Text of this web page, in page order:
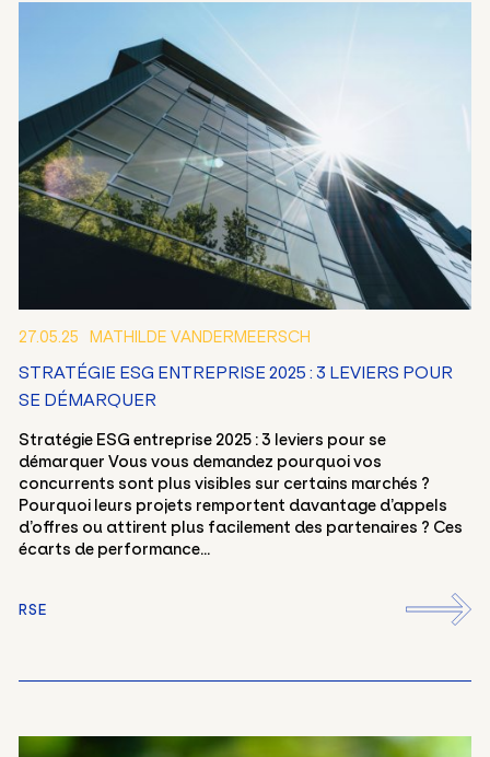
27.05.25 MATHILDE VANDERMEERSCH
STRATÉGIE ESG ENTREPRISE 2025 : 3 LEVIERS POUR
SE DÉMARQUER
Stratégie ESG entreprise 2025 : 3 leviers pour se
démarquer Vous vous demandez pourquoi vos
concurrents sont plus visibles sur certains marchés ?
Pourquoi leurs projets remportent davantage d’appels
d’offres ou attirent plus facilement des partenaires ? Ces
écarts de performance...
RSE